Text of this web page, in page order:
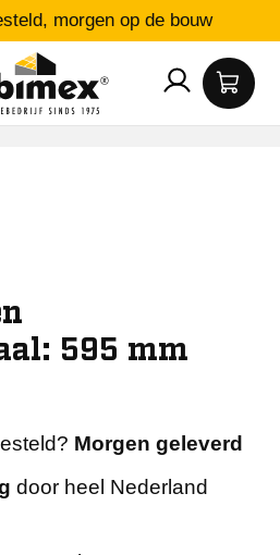
morgen op de bouw
595 mm
Morgen geleverd
door heel Nederland